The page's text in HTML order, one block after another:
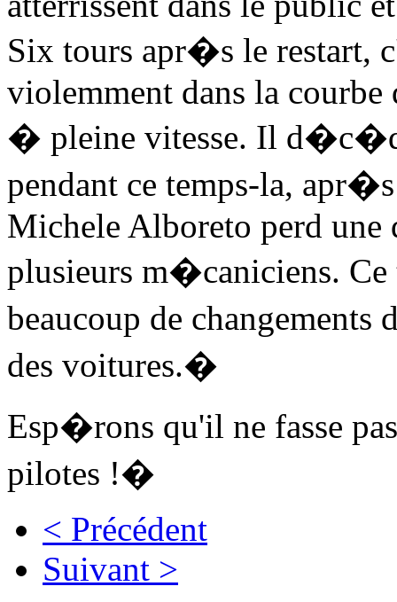
Six tours apr�s le restart,
violemment dans la
� pleine vitesse. Il
pendant ce temps-la,
Michele Alboreto perd une
plusieurs m�caniciens.
beaucoup de
des voitures.�
Esp�rons qu'il ne fasse
pilotes !�
< Précédent
Suivant >